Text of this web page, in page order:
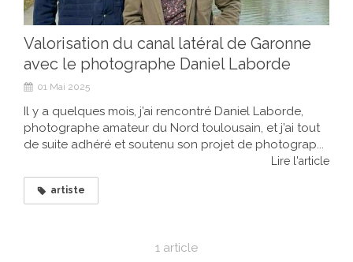
Valorisation du canal latéral de Garonne
avec le photographe Daniel Laborde
01 Mai 2025
Il y a quelques mois, j’ai rencontré Daniel Laborde,
photographe amateur du Nord toulousain, et j’ai tout
de suite adhéré et soutenu son projet de photograp...
Lire l'article
artiste
1 article